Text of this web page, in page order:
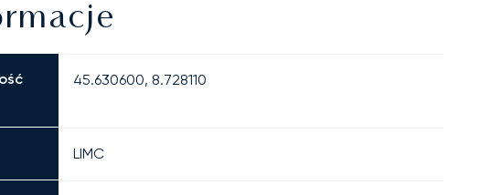
45.630600, 8.728110
LIMC